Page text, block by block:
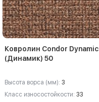
Ковролин Condor Dynamic
(Динамик) 50
Высота ворса (мм): 3
Класс износостойкости: 33